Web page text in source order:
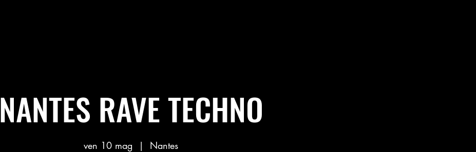
NANTES RAVE TECHNO
ven 10 mag
  |
Nantes